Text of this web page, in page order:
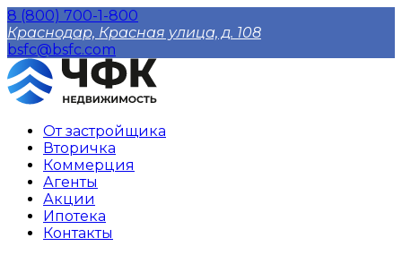
8 (800) 700-1-800
Краснодар, Красная улица, д. 108
bsfc@bsfc.com
От застройщика
Вторичка
Коммерция
Агенты
Акции
Ипотека
Контакты